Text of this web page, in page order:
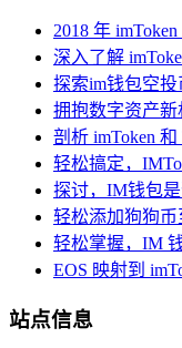
2018 年
深入了解
探索im钱包空
拥抱数字资产新
剖析 imToken
轻松搞定，
探讨，IM钱包是
轻松添加狗狗
轻松掌握，IM
EOS 映射到
站点信息